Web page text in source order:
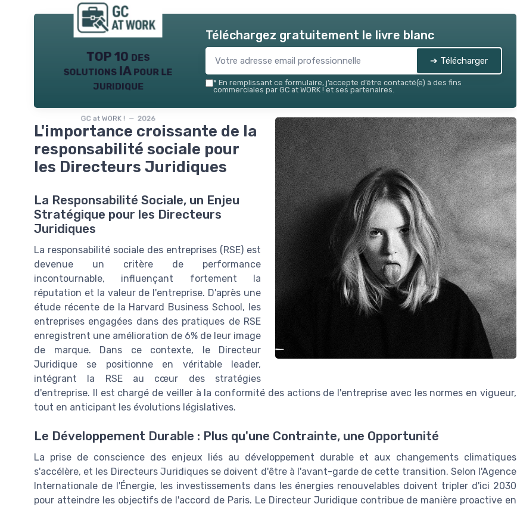
TOP 10 des
solutions IA pour le
juridique
GC at WORK ! — 2026
Téléchargez gratuitement le livre blanc
➔ Télécharger
* En remplissant ce formulaire, j’accepte d’être contacté(e) à des fins
commerciales par GC at WORK ! et ses partenaires.
L'importance croissante de la
responsabilité sociale pour
les Directeurs Juridiques
La Responsabilité Sociale, un Enjeu
Stratégique pour les Directeurs
Juridiques
La responsabilité sociale des entreprises (RSE) est
devenue un critère de performance
incontournable, influençant fortement la
réputation et la valeur de l'entreprise. D'après une
étude récente de la Harvard Business School, les
entreprises engagées dans des pratiques de RSE
enregistrent une amélioration de 6% de leur image
de marque. Dans ce contexte, le Directeur
Juridique se positionne en véritable leader,
intégrant la RSE au cœur des stratégies
d'entreprise. Il est chargé de veiller à la conformité des actions de l'entreprise avec les normes en vigueur,
tout en anticipant les évolutions législatives.
Le Développement Durable : Plus qu'une Contrainte, une Opportunité
La prise de conscience des enjeux liés au développement durable et aux changements climatiques
s'accélère, et les Directeurs Juridiques se doivent d'être à l'avant-garde de cette transition. Selon l'Agence
Internationale de l'Énergie, les investissements dans les énergies renouvelables doivent tripler d'ici 2030
pour atteindre les objectifs de l'accord de Paris. Le Directeur Juridique contribue de manière proactive en